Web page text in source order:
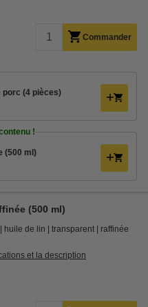
Commander
porc (4 pièces)
!
(500 ml)
(500 ml)
huile de lin transparent raffinée
et la description